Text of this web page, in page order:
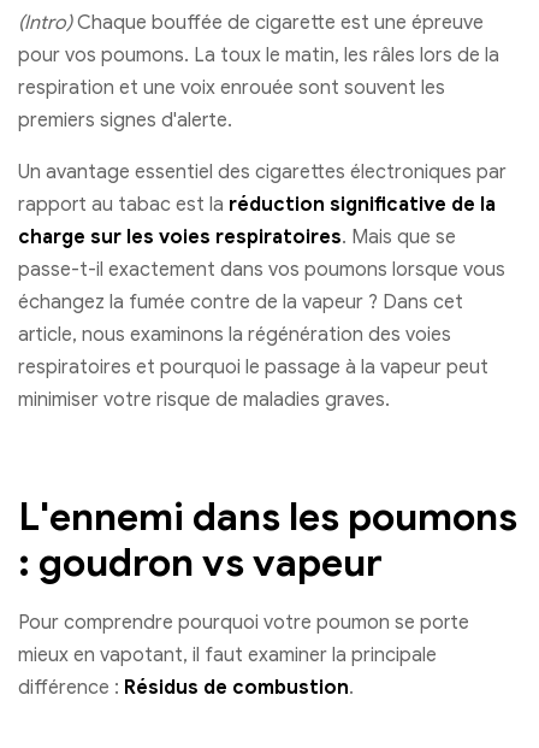
(Intro)Chaque bouffée de cigarette est une épreuve
pour vos poumons. La toux le matin, les râles lors de la
respiration et une voix enrouée sont souvent les
premiers signes d'alerte.
Un avantage essentiel des cigarettes électroniques par
rapport au tabac est la réduction significative de la
charge sur les voies respiratoires. Mais que se
passe-t-il exactement dans vos poumons lorsque vous
échangez la fumée contre de la vapeur ? Dans cet
article, nous examinons la régénération des voies
respiratoires et pourquoi le passage à la vapeur peut
minimiser votre risque de maladies graves.
L'ennemi dans les poumons
: goudron vs vapeur
Pour comprendre pourquoi votre poumon se porte
mieux en vapotant, il faut examiner la principale
différence : Résidus de combustion.